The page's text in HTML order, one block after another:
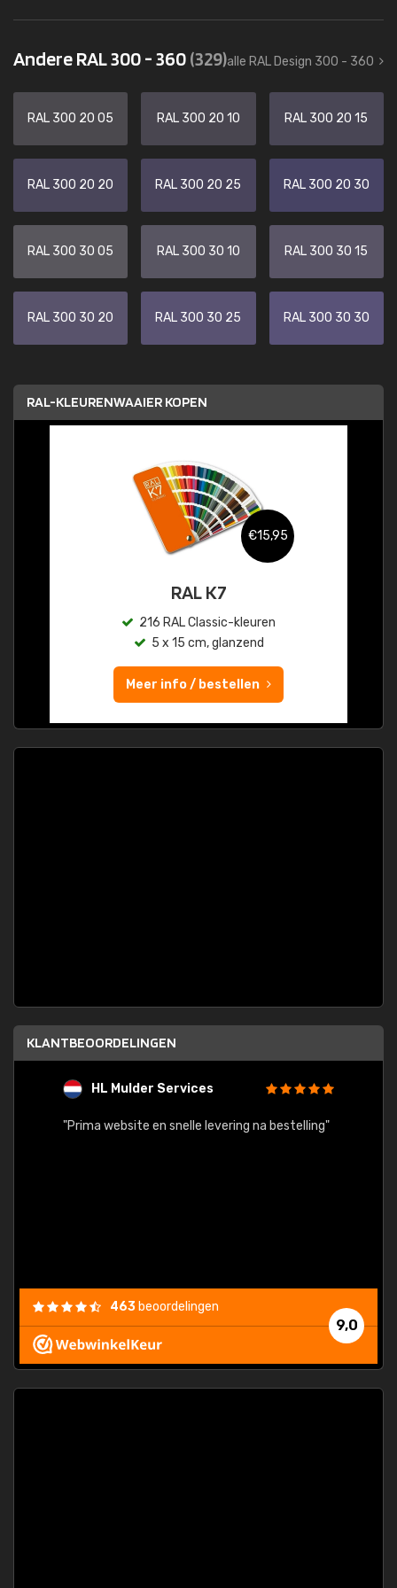
Andere RAL 300 - 360(329)alle RAL Design 300 - 360
RAL 300 20 05 RAL 300 20 10 RAL 300 20 15
RAL 300 20 20 RAL 300 20 25 RAL 300 20 30
RAL 300 30 05 RAL 300 30 10 RAL 300 30 15
RAL 300 30 20 RAL 300 30 25 RAL 300 30 30
RAL-KLEURENWAAIER KOPEN
€15,95
RAL K7
216 RAL Classic-kleuren
5 x 15 cm, glanzend
Meer info / bestellen
KLANTBEOORDELINGEN
HL Mulder Services
"Prima website en snelle levering na bestelling"
9,0
463 beoordelingen